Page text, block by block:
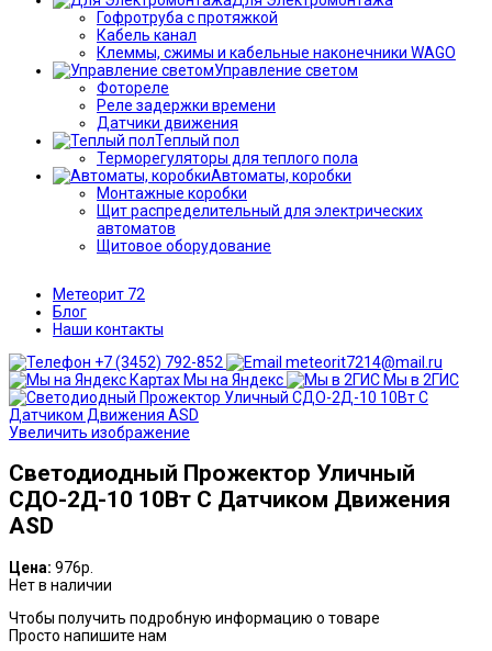
Гофротруба с протяжкой
Кабель канал
Клеммы, сжимы и кабельные наконечники WAGO
Управление светом
Фотореле
Реле задержки времени
Датчики движения
Теплый пол
Терморегуляторы для теплого пола
Автоматы, коробки
Монтажные коробки
Щит распределительный для электрических
автоматов
Щитовое оборудование
Метеорит 72
Блог
Наши контакты
+7 (3452) 792-852
meteorit7214@mail.ru
Мы на Яндекс
Мы в 2ГИС
Увеличить изображение
Светодиодный Прожектор Уличный
СДО-2Д-10 10Вт С Датчиком Движения
ASD
Цена: 976р.
Нет в наличии
Чтобы получить подробную информацию о товаре
Просто напишите нам